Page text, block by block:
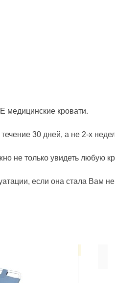
медицинские кровати.
30 дней, а не 2-х
не только увидеть любую
если она стала Вам